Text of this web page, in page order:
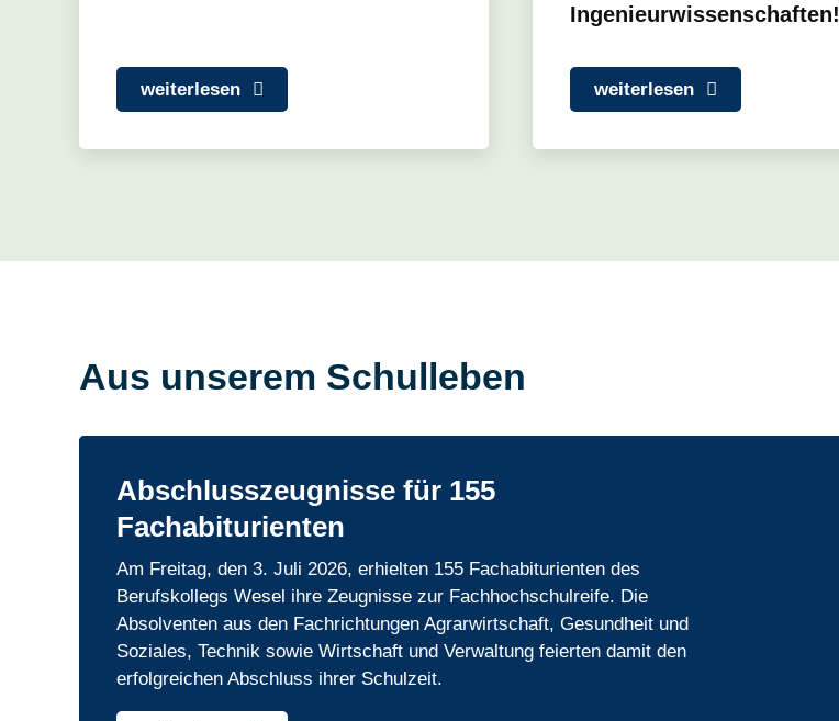
weiterlesen
Ingenieurwissenschaften!
weiterlesen
Aus unserem Schulleben
Abschlusszeugnisse für 155
Fachabiturienten
Am Freitag, den 3. Juli 2026, erhielten 155 Fachabiturienten des
Berufskollegs Wesel ihre Zeugnisse zur Fachhochschulreife. Die
Absolventen aus den Fachrichtungen Agrarwirtschaft, Gesundheit und
Soziales, Technik sowie Wirtschaft und Verwaltung feierten damit den
erfolgreichen Abschluss ihrer Schulzeit.